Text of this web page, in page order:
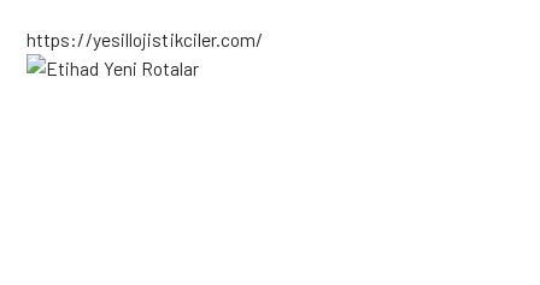
https://yesillojistikciler.com/